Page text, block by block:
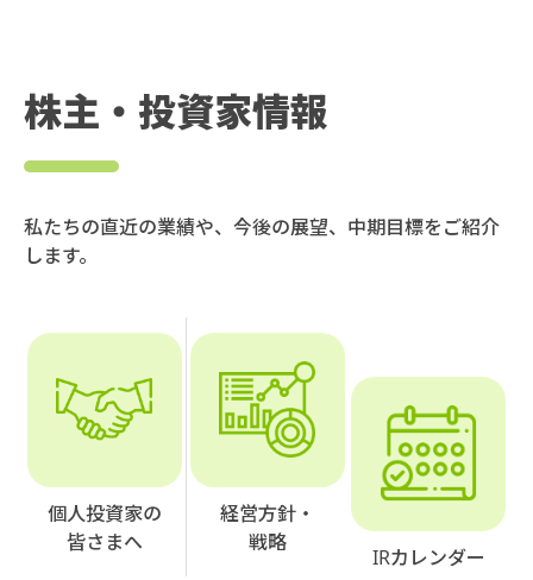
株主・投資家情報
私たちの直近の業績や、今後の展望、中期目標をご紹介
します。
個人投資家の
皆さまへ
経営方針・
戦略
IRカレンダー